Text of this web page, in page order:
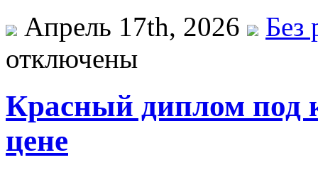
Апрель 17th, 2026
Без
отключены
Красный диплом под
цене